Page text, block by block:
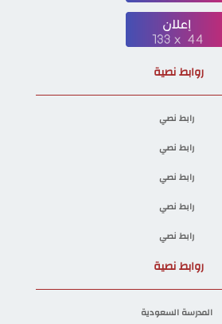
روابط نصية
رابط نصي
رابط نصي
رابط نصي
رابط نصي
رابط نصي
روابط نصية
المدرسة السعودية